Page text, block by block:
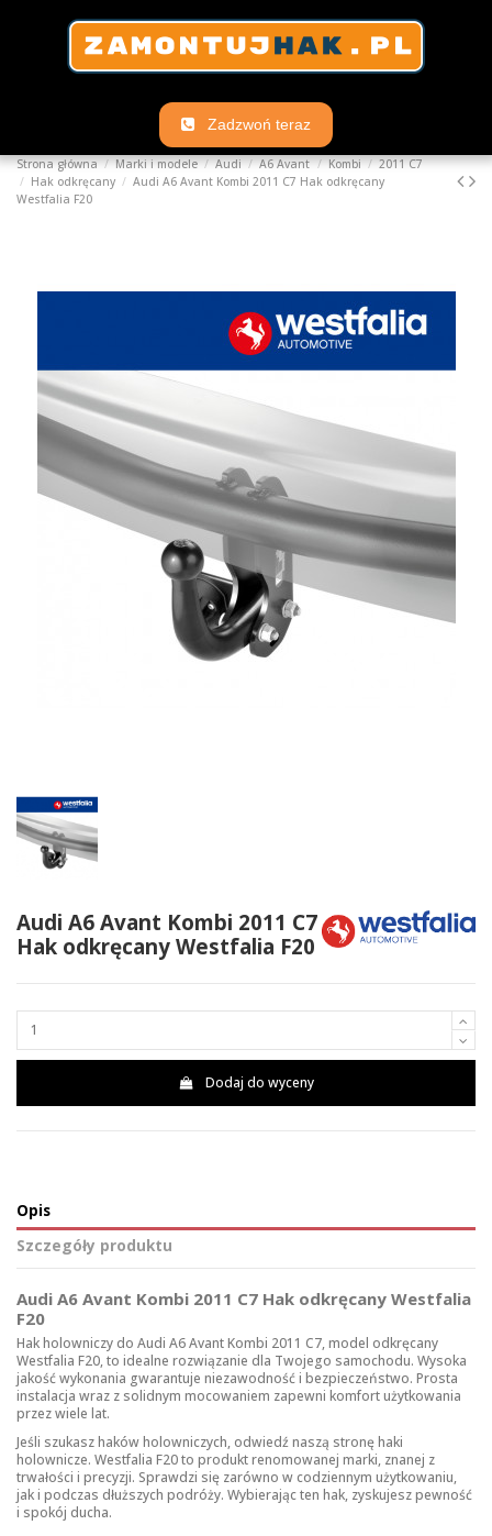
Zadzwoń teraz
Strona główna Marki i modele Audi A6 Avant Kombi
2011 C7
Hak odkręcany
Audi A6 Avant Kombi 2011 C7 Hak odkręcany
Westfalia F20
Audi A6 Avant Kombi 2011 C7
Hak odkręcany Westfalia F20
Dodaj do wyceny
Opis
Szczegóły produktu
Audi A6 Avant Kombi 2011 C7 Hak odkręcany Westfalia
F20
Hak holowniczy do Audi A6 Avant Kombi 2011 C7, model odkręcany
Westfalia F20, to idealne rozwiązanie dla Twojego samochodu. Wysoka
jakość wykonania gwarantuje niezawodność i bezpieczeństwo. Prosta
instalacja wraz z solidnym mocowaniem zapewni komfort użytkowania
przez wiele lat.
Jeśli szukasz haków holowniczych, odwiedź naszą stronęhaki
holownicze. Westfalia F20 to produkt renomowanej marki, znanej z
trwałości i precyzji. Sprawdzi się zarówno w codziennym użytkowaniu,
jak i podczas dłuższych podróży. Wybierając ten hak, zyskujesz pewność
i spokój ducha.